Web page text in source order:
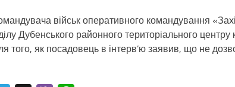
військ оперативного командування
Дубенського районного територіального
того, як посадовець в інтерв’ю заявив, що не